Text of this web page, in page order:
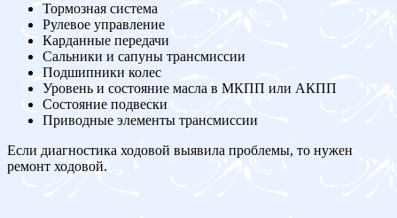
Тормозная система
Рулевое управление
Карданные передачи
Сальники и сапуны трансмиссии
Подшипники колес
Уровень и состояние масла в МКПП или АКПП
Состояние подвески
Приводные элементы трансмиссии
Если диагностика ходовой выявила проблемы, то нужен
ремонт ходовой.